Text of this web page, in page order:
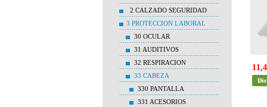
2 CALZADO SEGURIDAD
3 PROTECCION LABORAL
30 OCULAR
31 AUDITIVOS
32 RESPIRACION
33 CABEZA
330 PANTALLA
331 ACESORIOS